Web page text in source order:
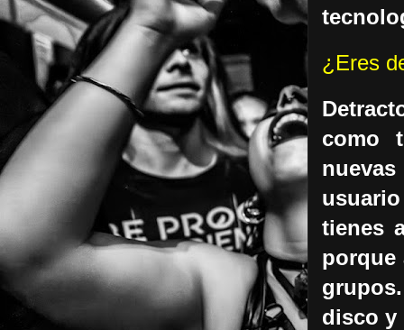
¿Eres
como
tienes
porque
disco y